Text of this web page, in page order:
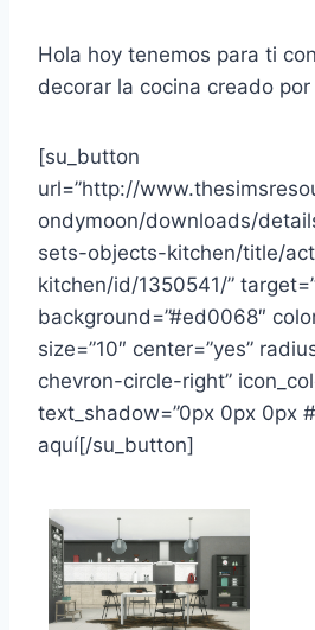
Hola hoy tenemos para ti
decorar la cocina creado
[su_button
url=”http://
ondymoon/downloads/
sets-objects-kitchen/title/
kitchen/id/1350541/”
background=”#ed0068″
size=”10″ center=”yes”
chevron-circle-right”
text_shadow=”0px 0px 0px
aquí[/su_button]